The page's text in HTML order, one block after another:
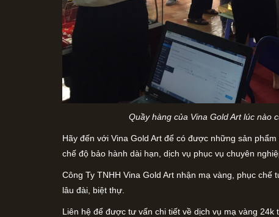
Quầy hàng của Vina Gold Art lúc nào
Hãy đến với Vina Gold Art để có được những sản
chế độ bảo hành dài hạn, dịch vụ phục vụ chuyên
Công Ty TNHH Vina Gold Art nhận mạ vàng, phục chế
lâu đài, biệt thự.
Liên hệ để được tư vấn chi tiết về dịch vụ mạ vàng 24k